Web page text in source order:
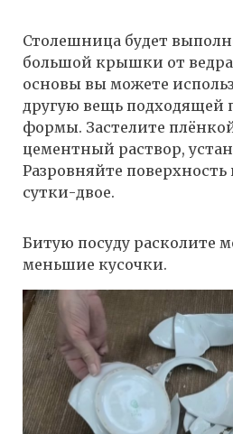
Столешница будет
большой крышки от
основы вы можете
другую вещь подходящей
формы. Застелите
цементный раствор,
Разровняйте поверхность
сутки-двое.
Битую посуду расколите
меньшие кусочки.